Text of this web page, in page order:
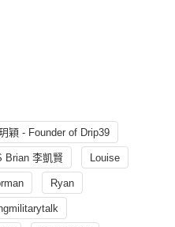
穎 - Founder of Drip39
Brian 李凱賢 Louise
Ryan